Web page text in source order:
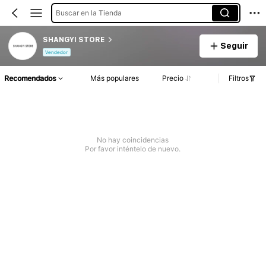
Buscar en la Tienda
SHANGYI STORE
Vendedor
Seguir
Recomendados Más populares Precio Filtros
No hay coincidencias
Por favor inténtelo de nuevo.